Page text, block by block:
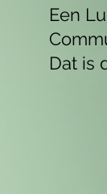
Een
Dat is